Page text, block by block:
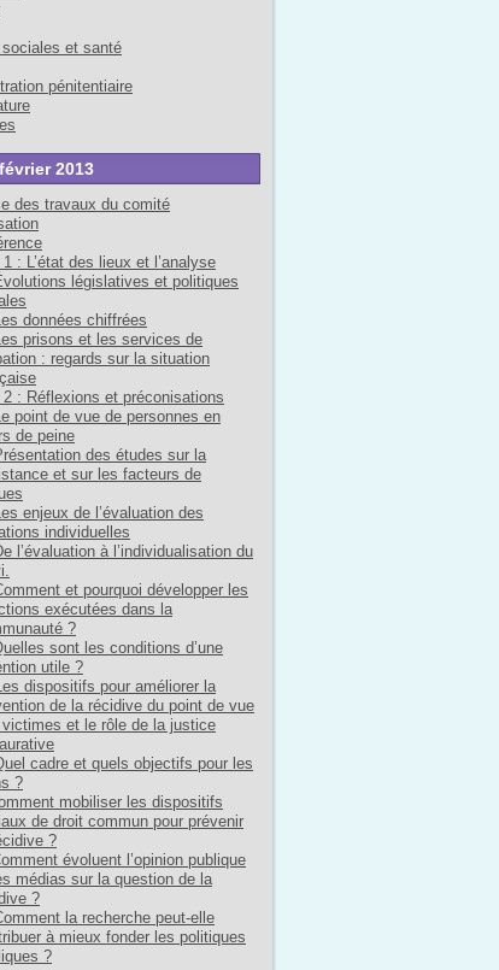
et santé
pénitentiaire
2013
des travaux du comité
1 : L’état des lieux et l’analyse
législatives et politiques
données chiffrées
prisons et les services de
: regards sur la situation
2 : Réflexions et préconisations
point de vue de personnes en
de peine
des études sur la
et sur les facteurs de
enjeux de l’évaluation des
individuelles
l’évaluation à l’individualisation du
et pourquoi développer les
exécutées dans la
?
sont les conditions d’une
utile ?
dispositifs pour améliorer la
de la récidive du point de vue
et le rôle de la justice
cadre et quels objectifs pour les
?
mobiliser les dispositifs
de droit commun pour prévenir
?
évoluent l’opinion publique
médias sur la question de la
?
la recherche peut-elle
à mieux fonder les politiques
?